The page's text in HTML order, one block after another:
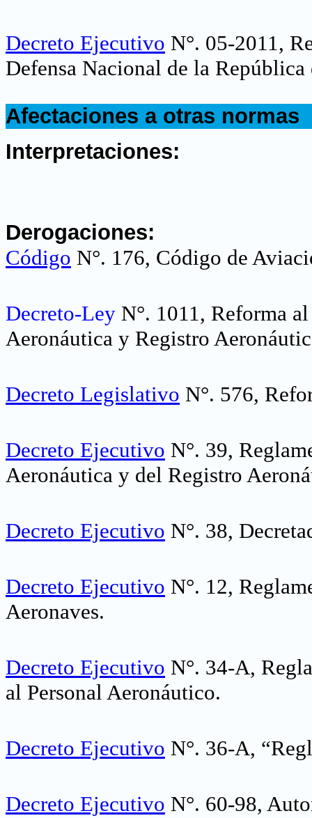
Decreto Ejecutivo N°. 05-2011,
Defensa Nacional de la República
Afectaciones a otras normas
Interpretaciones:
Derogaciones:
Código N°. 176, Código de
Decreto-Ley N°. 1011, Reforma
Aeronáutica y Registro
Decreto Legislativo N°. 576,
Decreto Ejecutivo N°. 39,
Aeronáutica y del Registro
Decreto Ejecutivo N°. 38,
Decreto Ejecutivo N°. 12,
Aeronaves.
Decreto Ejecutivo N°. 34-A,
al Personal Aeronáutico.
Decreto Ejecutivo N°. 36-A,
Decreto Ejecutivo N°. 60-98,